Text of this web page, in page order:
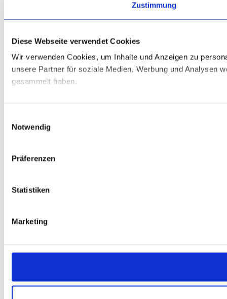
Zustimmung
Diese Webseite verwendet Cookies
Wir verwenden Cookies, um Inhalte und Anzeigen zu
unsere Partner für soziale Medien, Werbung und Analysen
gesammelt haben.
Notwendig
Präferenzen
Statistiken
Marketing